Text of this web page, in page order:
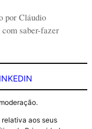
por Cláudio
saber-fazer
aos seus